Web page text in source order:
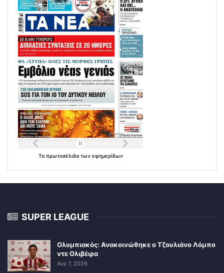
Τα πρωτοσέλιδα των εφημερίδων
SUPER LEAGUE
Ολυμπιακός: Ανακοινώθηκε ο Τζουλιάνο Λόμπο
ντε Ολιβέιρα
Αυγ 7, 2026